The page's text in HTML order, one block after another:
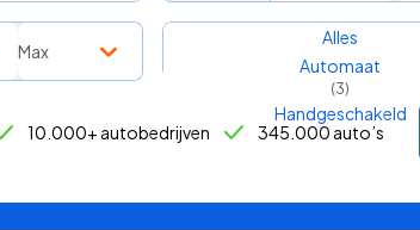
Max
Transmissie
Alles
Automaat
(3)
Handgeschakeld
10.000+ autobedrijven 345.000 auto’s